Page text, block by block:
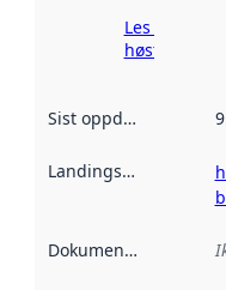
Les mer om
høsting her
Sist oppdatert
Landingsside
Dokumentasjon